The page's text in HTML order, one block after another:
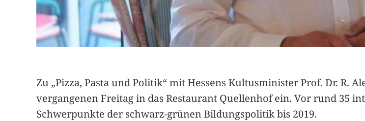
Zu „Pizza, Pasta und Politik“ mit Hessens Kultusminister Prof. Dr. R.
vergangenen Freitag in das Restaurant Quellenhof ein. Vor rund 35
Schwerpunkte der schwarz-grünen Bildungspolitik bis 2019.